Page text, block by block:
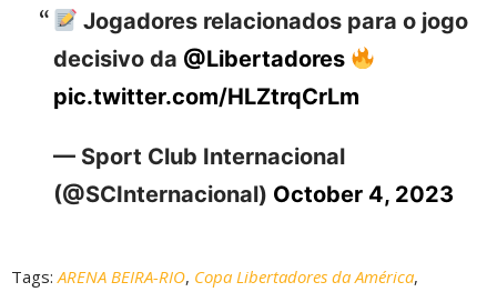
Jogadores relacionados para o jogo
decisivo da @Libertadores
pic.twitter.com/HLZtrqCrLm
— Sport Club Internacional
(@SCInternacional) October 4, 2023
Tags: ARENA BEIRA-RIO, Copa Libertadores da América,